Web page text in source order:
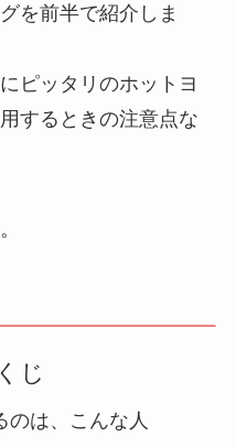
を前半で紹介しま
ピッタリのホットヨ
するときの注意点な
じ
のは、こんな人